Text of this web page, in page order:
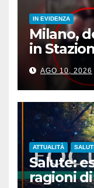
IN EVIDENZA
Milano,
in
arresti
AGO 10, 2026
ATTUALITÀ
Salute:
ragioni